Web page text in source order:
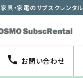
具・家電のサブスクレンタル
call お問い合わせ